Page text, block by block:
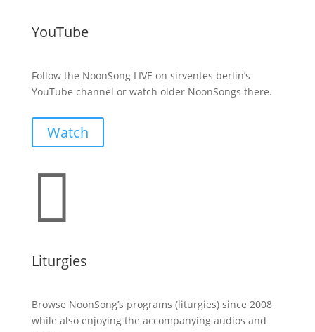
YouTube
Follow the NoonSong LIVE on sirventes berlin’s
YouTube channel or watch older NoonSongs there.
Watch

Liturgies
Browse NoonSong’s programs (liturgies) since 2008
while also enjoying the accompanying audios and